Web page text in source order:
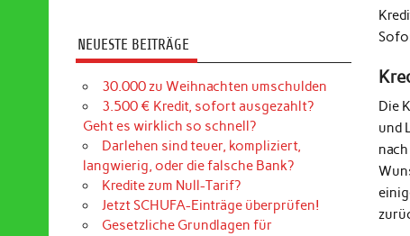
Die
und
NEUESTE BEITRÄGE
30.000 zu Weihnachten umschulden
3.500 € Kredit, sofort ausgezahlt?
Geht es wirklich so schnell?
Darlehen sind teuer, kompliziert,
langwierig, oder die falsche Bank?
Kredite zum Null-Tarif?
Jetzt SCHUFA-Einträge überprüfen!
Gesetzliche Grundlagen für